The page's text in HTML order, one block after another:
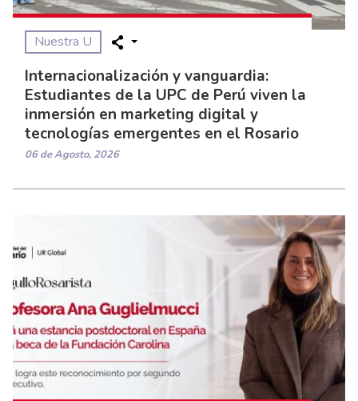
Nuestra U
Internacionalización y vanguardia:
Estudiantes de la UPC de Perú viven la
inmersión en marketing digital y
tecnologías emergentes en el Rosario
06 de Agosto, 2026